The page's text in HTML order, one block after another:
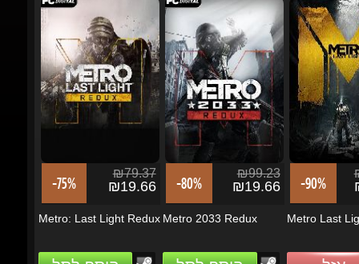
Metro: Last Light Redux
הוסף לסל
-80%
₪99.23
₪19.66
Metro 2033 Redux
-90%
Metro Last
מהמלאי